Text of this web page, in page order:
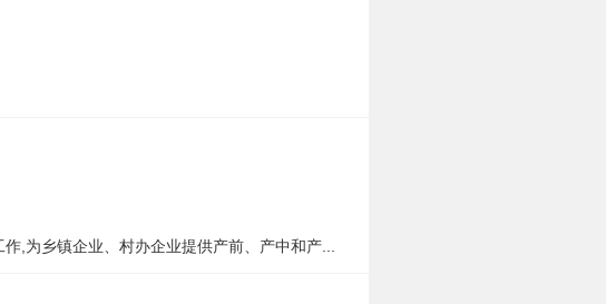
,为乡镇企业、村办企业提供产前、产中和产...